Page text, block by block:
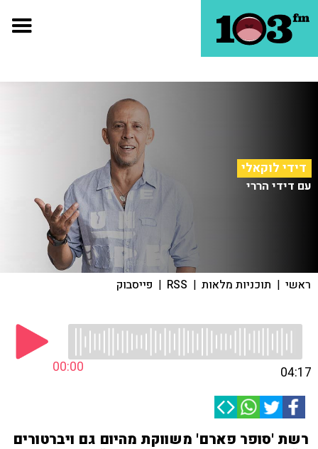
דידי לוקאלי
עם דידי הררי
ראשי | תוכניות מלאות |
RSS
| פייסבוק
00:00 04:17
רשת 'סופר פארם' משווקת מהיום גם ויברטורים